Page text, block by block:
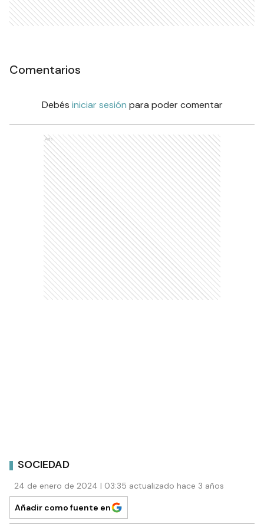
Comentarios
Debés iniciar sesión para poder comentar
Ads
SOCIEDAD
24 de enero de 2024 | 03:35 actualizado hace 3 años
Añadir como fuente en